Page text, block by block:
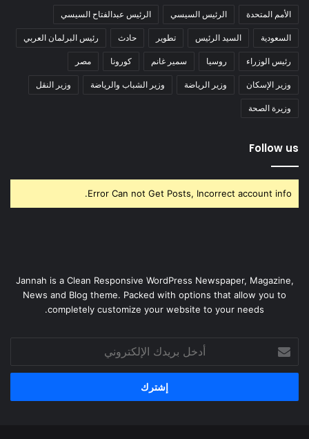
الأمم المتحدة الرئيس السيسي الرئيس عبدالفتاح السيسي
السعودية السيد الرئيس تطوير حادث رئيس البرلمان العربي
رئيس الوزراء روسيا سمير غانم كورونا مصر
وزير الإسكان وزير الرياضة وزير الشباب والرياضة وزير النقل
وزيرة الصحة
Follow us
Error Can not Get Posts, Incorrect account info.
Jannah is a Clean Responsive WordPress Newspaper, Magazine,
News and Blog theme. Packed with options that allow you to
completely customize your website to your needs.
بريدك
الإلكتروني